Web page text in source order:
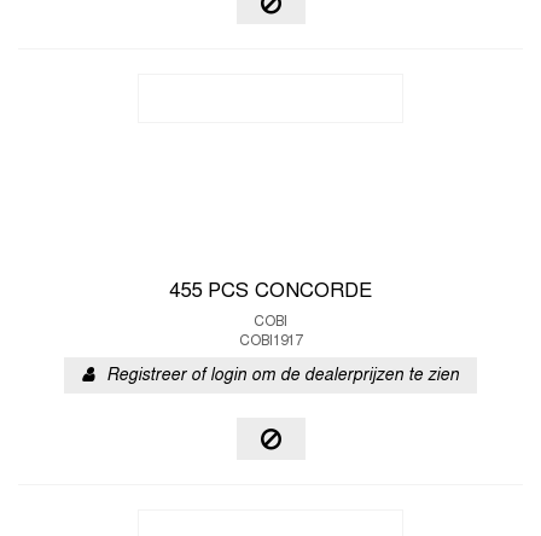
455 PCS CONCORDE
COBI
COBI1917
Registreer of login om de dealerprijzen te zien